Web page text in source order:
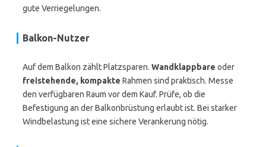
gute Verriegelungen.
Balkon-Nutzer
Auf dem Balkon zählt Platzsparen. Wandklappbare oder
freistehende, kompakte Rahmen sind praktisch. Messe
den verfügbaren Raum vor dem Kauf. Prüfe, ob die
Befestigung an der Balkonbrüstung erlaubt ist. Bei starker
Windbelastung ist eine sichere Verankerung nötig.